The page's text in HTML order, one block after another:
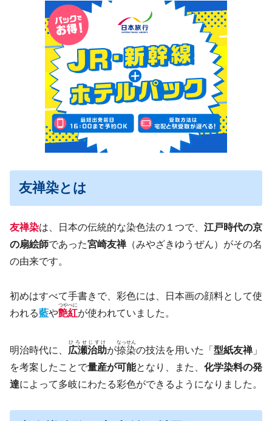
友禅染とは
友禅染は、日本の伝統的な染色法の１つで、 江戸時代の京
の扇絵師であった宮崎友禅（みやざきゆうぜん）がその名
の由来です。
初めはすべて手書きで、彩色には、日本画の顔料として使
われる藍や艶紅
つやべに
が使われていました。
明治時代に、 広瀬治助
ひろせじすけ
が捺染
なっせん
の技法を用いた「 型紙友禅」
を考案したことで量産が可能となり、また、 化学染料の発
達によって多岐にわたる彩色ができるようになりました。